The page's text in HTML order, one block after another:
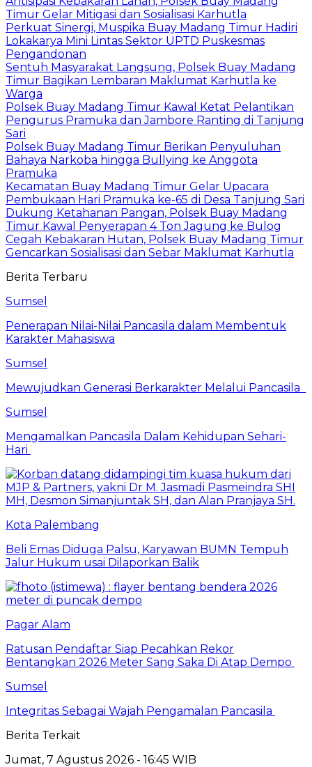
Timur Gelar Mitigasi dan Sosialisasi Karhutla
Perkuat Sinergi, Muspika Buay Madang Timur Hadiri
Lokakarya Mini Lintas Sektor UPTD Puskesmas
Pengandonan
Sentuh Masyarakat Langsung, Polsek Buay Madang
Timur Bagikan Lembaran Maklumat Karhutla ke
Warga
Polsek Buay Madang Timur Kawal Ketat Pelantikan
Pengurus Pramuka dan Jambore Ranting di Tanjung
Sari
Polsek Buay Madang Timur Berikan Penyuluhan
Bahaya Narkoba hingga Bullying ke Anggota
Pramuka
Kecamatan Buay Madang Timur Gelar Upacara
Pembukaan Hari Pramuka ke-65 di Desa Tanjung Sari
Dukung Ketahanan Pangan, Polsek Buay Madang
Timur Kawal Penyerapan 4 Ton Jagung ke Bulog
Cegah Kebakaran Hutan, Polsek Buay Madang Timur
Gencarkan Sosialisasi dan Sebar Maklumat Karhutla
Berita Terbaru
Sumsel
Penerapan Nilai-Nilai Pancasila dalam Membentuk
Karakter Mahasiswa
Sumsel
Mewujudkan Generasi Berkarakter Melalui Pancasila
Sumsel
Mengamalkan Pancasila Dalam Kehidupan Sehari-
Hari
Kota Palembang
Beli Emas Diduga Palsu, Karyawan BUMN Tempuh
Jalur Hukum usai Dilaporkan Balik
Pagar Alam
Ratusan Pendaftar Siap Pecahkan Rekor
Bentangkan 2026 Meter Sang Saka Di Atap Dempo
Sumsel
Integritas Sebagai Wajah Pengamalan Pancasila
Berita Terkait
Jumat, 7 Agustus 2026 - 16:45 WIB